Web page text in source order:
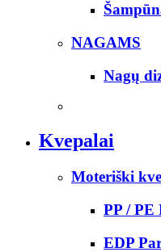
NAGAMS
Nagų
Kvepalai
Moteriški
PP / PE
EDP